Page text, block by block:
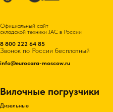
Официальный сайт
складской техники JAC в России
8 800 222 64 85
Звонок по России бесплатный
info@eurocara-moscow.ru
Вилочные погрузчики
Дизельные